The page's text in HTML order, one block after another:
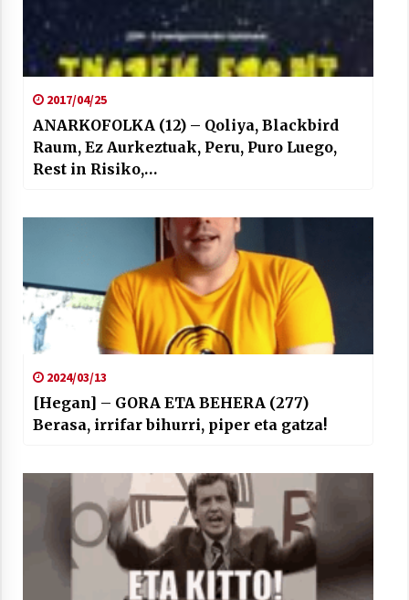
2017/04/25
ANARKOFOLKA (12) – Qoliya, Blackbird
Raum, Ez Aurkeztuak, Peru, Puro Luego,
Rest in Risiko,…
2024/03/13
[Hegan] – GORA ETA BEHERA (277)
Berasa, irrifar bihurri, piper eta gatza!